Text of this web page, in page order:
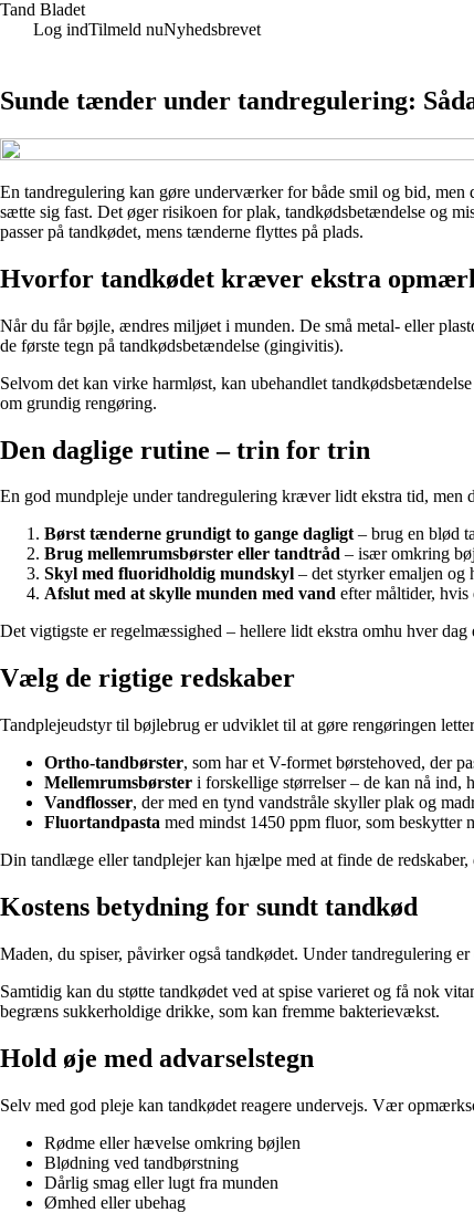
Tand Bladet
Log indTilmeld nuNyhedsbrevet
Sunde tænder under tandregulering:
En tandregulering kan gøre underværker for både smil og bid,
sætte sig fast. Det øger risikoen for plak, tandkødsbetændelse og
passer på tandkødet, mens tænderne flyttes på plads.
Hvorfor tandkødet kræver ekstra
Når du får bøjle, ændres miljøet i munden. De små metal- eller
de første tegn på tandkødsbetændelse (gingivitis).
Selvom det kan virke harmløst, kan ubehandlet
om grundig rengøring.
Den daglige rutine – trin for trin
En god mundpleje under tandregulering kræver lidt ekstra tid, men
Børst tænderne grundigt to gange dagligt– brug en blød
Brug mellemrumsbørster eller tandtråd – især omkring
Skyl med fluoridholdig mundskyl – det styrker emaljen og
Afslut med at skylle munden med vand efter måltider, hvis
Det vigtigste er regelmæssighed – hellere lidt ekstra omhu hver
Vælg de rigtige redskaber
Tandplejeudstyr til bøjlebrug er udviklet til at gøre rengøringen
Ortho-tandbørster, som har et V-formet børstehoved, der
Mellemrumsbørster i forskellige størrelser – de kan nå ind,
Vandflosser, der med en tynd vandstråle skyller plak og
Fluortandpasta med mindst 1450 ppm fluor, som beskytter
Din tandlæge eller tandplejer kan hjælpe med at finde de
Kostens betydning for sundt tandkød
Maden, du spiser, påvirker også tandkødet. Under tandregulering
Samtidig kan du støtte tandkødet ved at spise varieret og få nok
begræns sukkerholdige drikke, som kan fremme bakterievækst.
Hold øje med advarselstegn
Selv med god pleje kan tandkødet reagere undervejs. Vær
Rødme eller hævelse omkring bøjlen
Blødning ved tandbørstning
Dårlig smag eller lugt fra munden
Ømhed eller ubehag